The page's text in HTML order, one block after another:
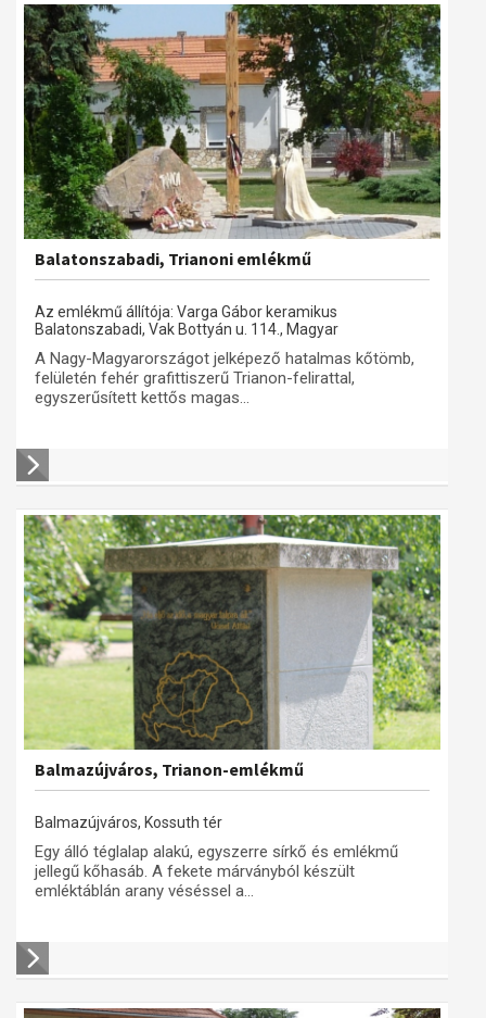
Balatonszabadi, Trianoni emlékmű
Az emlékmű állítója: Varga Gábor keramikus
Balatonszabadi, Vak Bottyán u. 114., Magyar
A Nagy-Magyarországot jelképező hatalmas kőtömb,
felületén fehér grafittiszerű Trianon-felirattal,
egyszerűsített kettős magas...
Balmazújváros, Trianon-emlékmű
Balmazújváros, Kossuth tér
Egy álló téglalap alakú, egyszerre sírkő és emlékmű
jellegű kőhasáb. A fekete márványból készült
emléktáblán arany véséssel a...